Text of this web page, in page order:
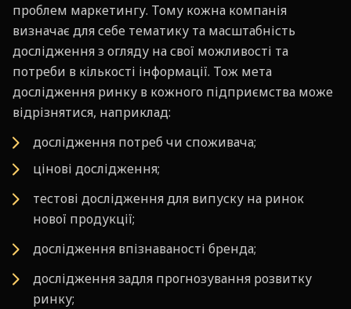
проблем маркетингу. Тому кожна компанія
визначає для себе тематику та масштабність
дослідження з огляду на свої можливості та
потреби в кількості інформації. Тож мета
дослідження ринку в кожного підприємства може
відрізнятися, наприклад:
дослідження потреб чи споживача;
цінові дослідження;
тестові дослідження для випуску на ринок
нової продукції;
дослідження впізнаваності бренда;
дослідження задля прогнозування розвитку
ринку;